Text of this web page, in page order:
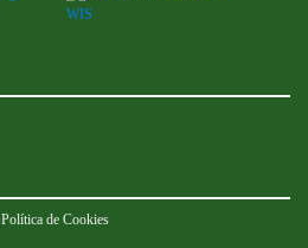
Política de Cookies